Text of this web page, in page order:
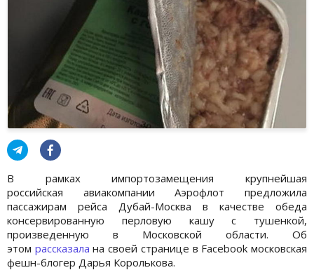
В рамках импортозамещения крупнейшая
российская авиакомпании Аэрофлот предложила
пассажирам рейса Дубай-Москва в качестве обеда
консервированную перловую кашу с тушенкой,
произведенную в Московской области. Об
этом рассказала на своей странице в Facebook московская
фешн-блогер Дарья Королькова.